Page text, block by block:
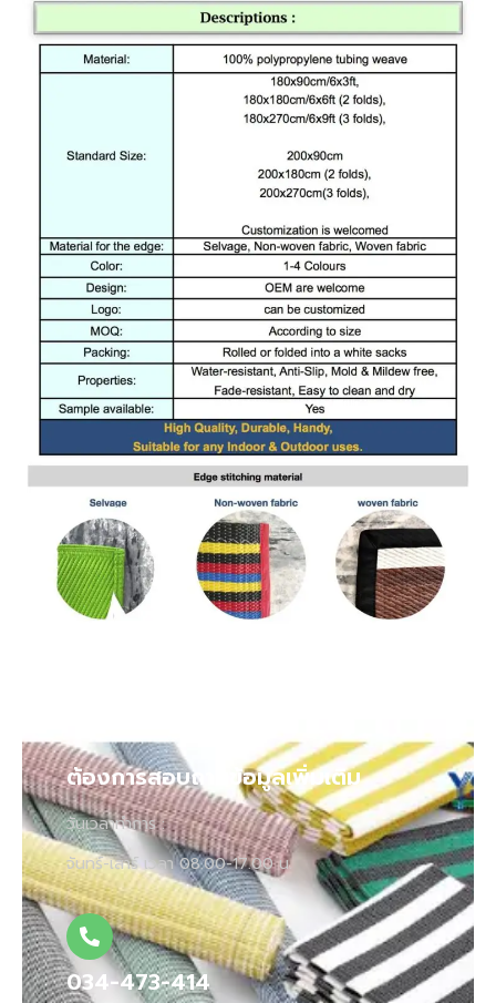
ต้องการสอบถามข้อมูลเพิ่มเติม
วันเวลาทำการ :
จันทร์-เสาร์ เวลา 08.00-17.00 น.
034-473-414